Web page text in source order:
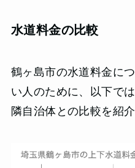
水道料金の比較
鶴ヶ島市の水道料金に
い人のために、以下で
隣自治体との比較を紹介